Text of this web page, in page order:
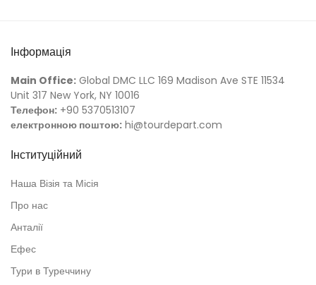
Інформація
Main Office: Global DMC LLC 169 Madison Ave STE 11534
Unit 317 New York, NY 10016
Телефон: +90 5370513107
електронною поштою: hi@tourdepart.com
Інституційний
Наша Візія та Місія
Про нас
Анталії
Ефес
Тури в Туреччину